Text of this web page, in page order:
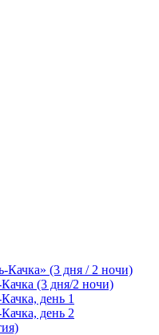
Качка» (3 дня / 2 ночи)
(3 дня/2 ночи)
день 1
день 2